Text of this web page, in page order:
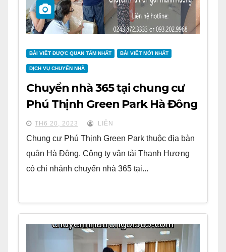
BÀI VIẾT ĐƯỢC QUAN TÂM NHẤT BÀI VIẾT MỚI NHẤT
DỊCH VỤ CHUYỂN NHÀ
Chuyển nhà 365 tại chung cư
Phú Thịnh Green Park Hà Đông
TH6 20, 2023 LIÊN
Chung cư Phú Thịnh Green Park thuộc địa bàn
quận Hà Đông. Công ty vận tải Thanh Hương
có chi nhánh chuyển nhà 365 tại...